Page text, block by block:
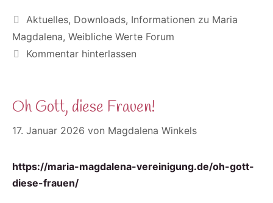
Kategorien
Aktuelles, Downloads, Informationen zu Maria
Magdalena, Weibliche Werte Forum
Kommentar hinterlassen
Oh Gott, diese Frauen!
17. Januar 2026 von Magdalena Winkels
https://maria-magdalena-vereinigung.de/oh-gott-
diese-frauen/